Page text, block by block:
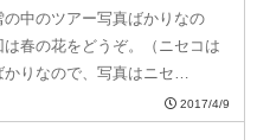
の中のツアー写真ばかりなの
は春の花をどうぞ。（ニセコは
かりなので、写真はニセ…
2017/4/9